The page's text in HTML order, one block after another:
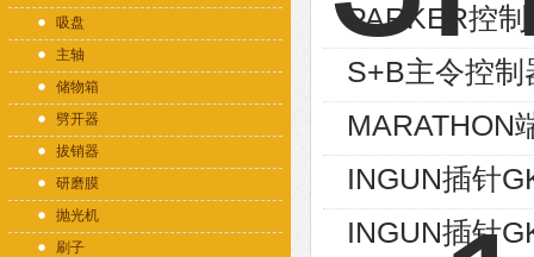
吸盘
主轴
储物箱
劈开器
拔销器
研磨膜
抛光机
刷子
PARKER控
S+B主令控
MARATHON
INGUN插针
INGUN插针